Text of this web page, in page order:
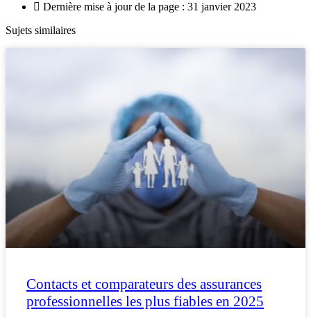
Dernière mise à jour de la page : 31 janvier 2023
Sujets similaires
Contacts et comparateurs des assurances
professionnelles les plus fiables en 2025